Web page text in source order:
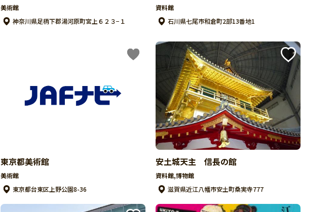
美術館
神奈川県足柄下郡湯河原町宮上６２３−１
資料館
石川県七尾市和倉町2部13番地1
東京都美術館
美術館
東京都台東区上野公園8-36
安土城天主 信長の館
資料館,博物館
滋賀県近江八幡市安土町桑実寺777